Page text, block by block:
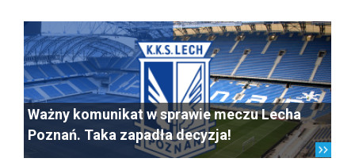
Ważny komunikat w sprawie meczu Lecha
Poznań. Taka zapadła decyzja!